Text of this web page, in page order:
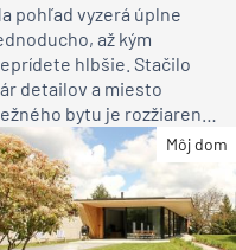
pohľad vyzerá úplne
až kým
hlbšie. Stačilo
detailov a miesto
bytu je rozžiarené
pre rodinu
Môj dom